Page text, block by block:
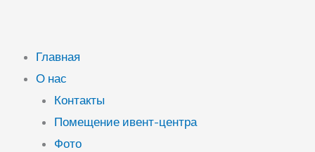
Главная
О нас
Контакты
Помещение ивент-центра
Фото